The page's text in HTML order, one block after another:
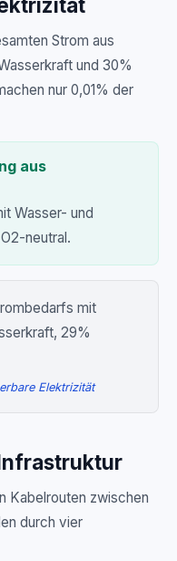
Strom aus
und 30%
nur 0,01% der
aus
Wasser- und
neutral.
mit
29%
Elektrizität
Kabelrouten zwischen
durch vier